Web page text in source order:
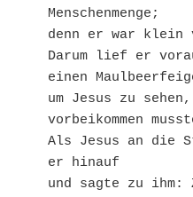
Menschenmenge;
denn er war klein
Darum lief er
einen
um Jesus zu
vorbeikommen
Als Jesus an die
er hinauf
und sagte zu ihm: